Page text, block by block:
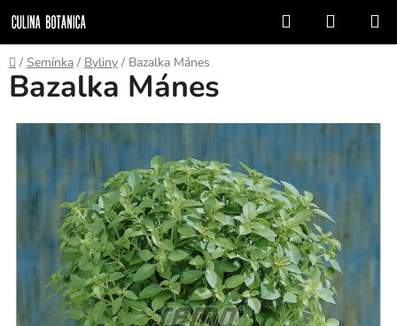
na
obsah
Hľadať
KOŠÍK
Domov
/ Semínka / Byliny / Bazalka Mánes
Bazalka Mánes